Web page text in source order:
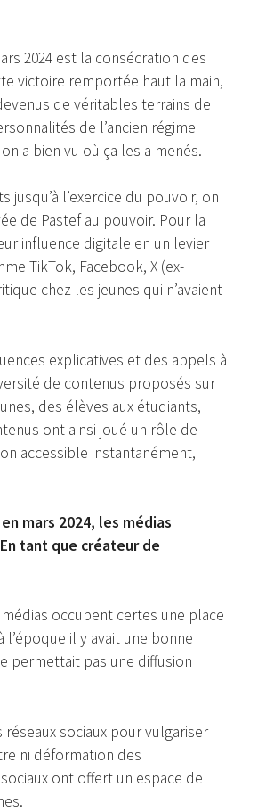
2024 est la consécration des
victoire remportée haut la main,
de véritables terrains de
de l’ancien régime
a bien vu où ça les a menés.
l’exercice du pouvoir, on
de Pastef au pouvoir. Pour la
influence digitale en un levier
TikTok, Facebook, X (ex-
chez les jeunes qui n’avaient
explicatives et des appels à
de contenus proposés sur
des élèves aux étudiants,
ont ainsi joué un rôle de
accessible instantanément,
mars 2024, les médias
tant que créateur de
occupent certes une place
il y avait une bonne
permettait pas une diffusion
sociaux pour vulgariser
ni déformation des
ont offert un espace de